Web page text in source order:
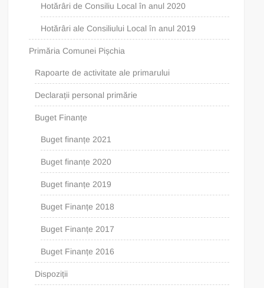
Hotărâri de Consiliu Local în anul 2020
Hotărâri ale Consiliului Local în anul 2019
Primăria Comunei Pișchia
Rapoarte de activitate ale primarului
Declarații personal primărie
Buget Finanțe
Buget finanțe 2021
Buget finanțe 2020
Buget finanțe 2019
Buget Finanțe 2018
Buget Finanțe 2017
Buget Finanțe 2016
Dispoziții